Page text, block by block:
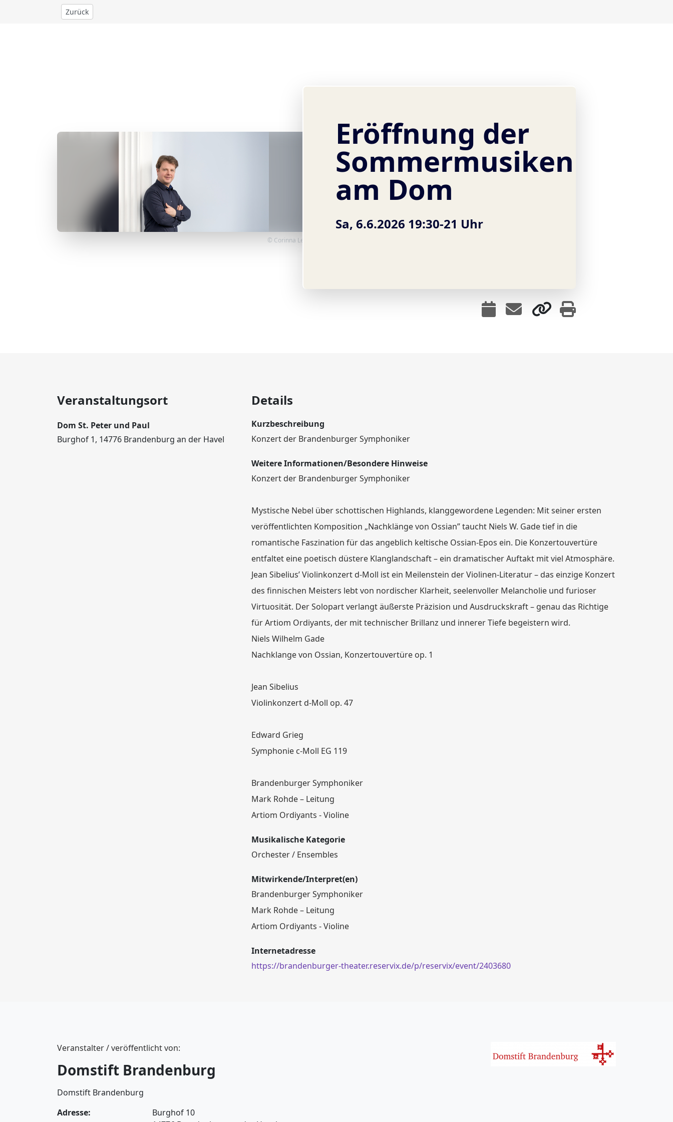
Zurück
© Corinna Leonbacher
Eröffnung der
Sommermusiken
am Dom
Sa, 6.6.2026 19:30-21 Uhr
Veranstaltungsort
Dom St. Peter und Paul
Burghof 1, 14776 Brandenburg an der Havel
Details
Kurzbeschreibung
Konzert der Brandenburger Symphoniker
Weitere Informationen/Besondere Hinweise
Konzert der Brandenburger Symphoniker
Mystische Nebel über schottischen Highlands, klanggewordene Legenden: Mit seiner ersten
veröffentlichten Komposition „Nachklänge von Ossian” taucht Niels W. Gade tief in die
romantische Faszination für das angeblich keltische Ossian-Epos ein. Die Konzertouvertüre
entfaltet eine poetisch düstere Klanglandschaft – ein dramatischer Auftakt mit viel Atmosphäre.
Jean Sibelius’ Violinkonzert d-Moll ist ein Meilenstein der Violinen-Literatur – das einzige Konzert
des finnischen Meisters lebt von nordischer Klarheit, seelenvoller Melancholie und furioser
Virtuosität. Der Solopart verlangt äußerste Präzision und Ausdruckskraft – genau das Richtige
für Artiom Ordiyants, der mit technischer Brillanz und innerer Tiefe begeistern wird.
Niels Wilhelm Gade
Nachklange von Ossian, Konzertouvertüre op. 1
Jean Sibelius
Violinkonzert d-Moll op. 47
Edward Grieg
Symphonie c-Moll EG 119
Brandenburger Symphoniker
Mark Rohde – Leitung
Artiom Ordiyants - Violine
Musikalische Kategorie
Orchester / Ensembles
Mitwirkende/Interpret(en)
Brandenburger Symphoniker
Mark Rohde – Leitung
Artiom Ordiyants - Violine
Internetadresse
https://brandenburger-theater.reservix.de/p/reservix/event/2403680
Veranstalter / veröffentlicht von:
Domstift Brandenburg
Domstift Brandenburg
Adresse:
Burghof 10